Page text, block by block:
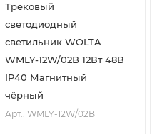
Трековый
светодиодный
светильник WOLTA
WMLY-12W/02B 12Вт 48В
IP40 Магнитный
чёрный
Арт.: WMLY-12W/02B